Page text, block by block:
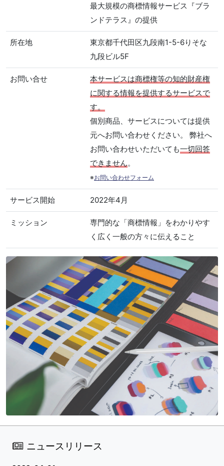
最大規模の商標情報サービス『ブラ
ンドテラス』の提供
所在地
東京都千代田区九段南1-5-6りそな
九段ビル5F
お問い合せ
本サービスは商標権等の知的財産権
に関する情報を提供するサービスで
す。
個別商品、サービスについては提供
元へお問い合わせください。 弊社へ
お問い合わせいただいても一切回答
できません。
※お問い合わせフォーム
サービス開始 2022年4月
ミッション
専門的な「商標情報」をわかりやす
く広く一般の方々に伝えること
ニュースリリース